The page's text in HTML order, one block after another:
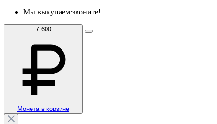
Мы выкупаем:звоните!
7 600
Монета в корзине